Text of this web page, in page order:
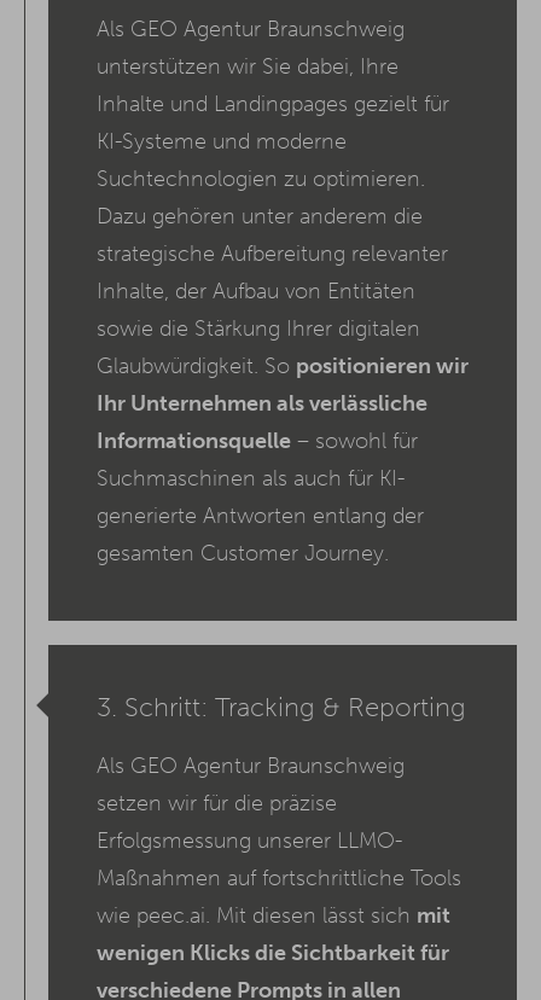
Als GEO Agentur Braunschweig
unterstützen wir Sie dabei, Ihre
Inhalte und Landingpages gezielt für
KI-Systeme und moderne
Suchtechnologien zu optimieren.
Dazu gehören unter anderem die
strategische Aufbereitung relevanter
Inhalte, der Aufbau von Entitäten
sowie die Stärkung Ihrer digitalen
Glaubwürdigkeit. So positionieren wir
Ihr Unternehmen als verlässliche
Informationsquelle – sowohl für
Suchmaschinen als auch für KI-
generierte Antworten entlang der
gesamten Customer Journey.
3. Schritt: Tracking & Reporting
Als GEO Agentur Braunschweig
setzen wir für die präzise
Erfolgsmessung unserer LLMO-
Maßnahmen auf fortschrittliche Tools
wie peec.ai. Mit diesen lässt sich mit
wenigen Klicks die Sichtbarkeit für
verschiedene Prompts in allen